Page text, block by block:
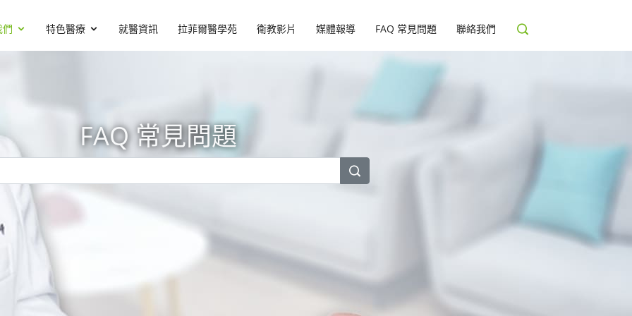
們 特色醫療 就醫資訊 拉菲爾醫學苑 衛教影片 媒體報導 FAQ 常見問題 聯絡我們
FAQ 常見問題